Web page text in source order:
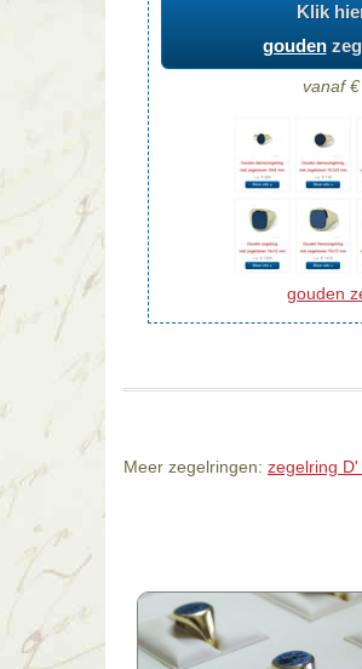
Klik
gouden
vanaf
gouden
Meer zegelringen: zegelring D'